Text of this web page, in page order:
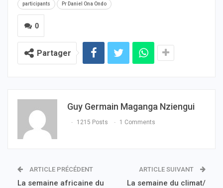
participants Pr Daniel Ona Ondo
0
Partager
Guy Germain Maganga Nziengui
1215 Posts 1 Comments
ARTICLE PRÉCÉDENT
La semaine africaine du
ARTICLE SUIVANT
La semaine du climat/